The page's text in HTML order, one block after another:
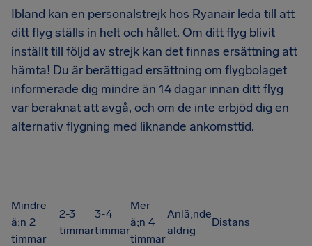
Ibland kan en personalstrejk hos Ryanair leda till att
ditt flyg ställs in helt och hållet. Om ditt flyg blivit
inställt till följd av strejk kan det finnas ersättning att
hämta! Du är berättigad ersättning om flygbolaget
informerade dig mindre än 14 dagar innan ditt flyg
var beräknat att avgå, och om de inte erbjöd dig en
alternativ flygning med liknande ankomsttid.
Mindre
ä;n 2
timmar
2-3
timmar
3-4
timmar
Mer
ä;n 4
timmar
Anlä;nde
aldrig
Distans